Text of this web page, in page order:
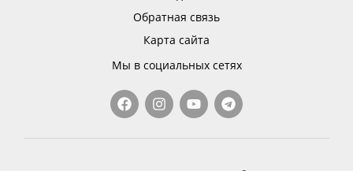
Обратная связь
Карта сайта
Мы в социальных сетях